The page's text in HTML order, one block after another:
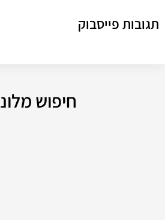
תגובות פייסבוק
חיפוש